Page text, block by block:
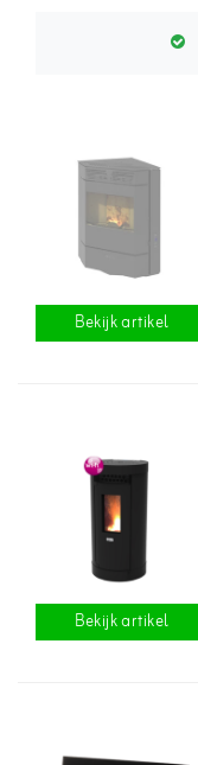
Bekijk artikel
Bekijk artikel